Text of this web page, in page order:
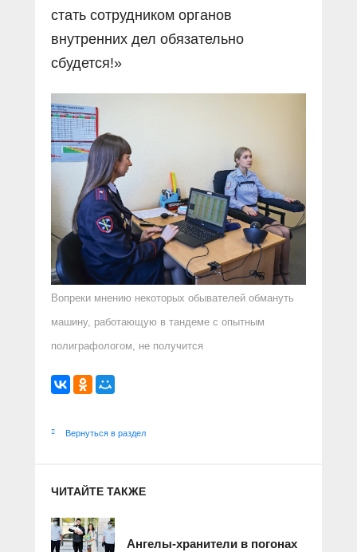
стать сотрудником органов
внутренних дел обязательно
сбудется!»
Вопреки мнению некоторых обывателей обмануть
машину, работающую в тандеме с опытным
полиграфологом, не получится
Вернуться в раздел
ЧИТАЙТЕ ТАКЖЕ
Ангелы-хранители в погонах